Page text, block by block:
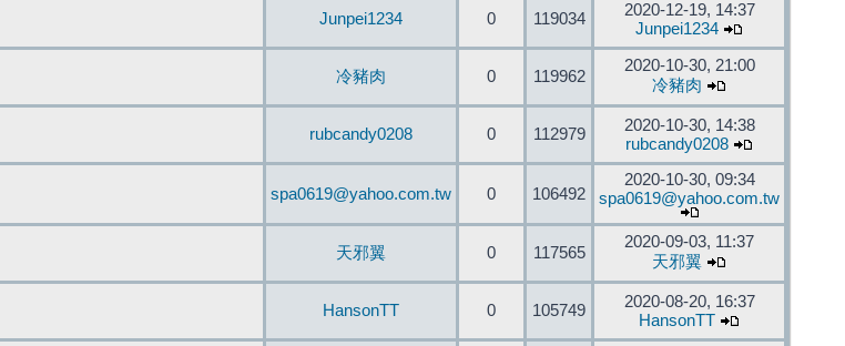
Junpei1234 0 119034
2020-12-19, 14:37
Junpei1234
冷豬肉 0 119962
2020-10-30, 21:00
冷豬肉
rubcandy0208 0 112979
2020-10-30, 14:38
rubcandy0208
spa0619@yahoo.com.tw 0 106492
2020-10-30, 09:34
spa0619@yahoo.com.tw
天邪翼 0 117565
2020-09-03, 11:37
天邪翼
HansonTT 0 105749
2020-08-20, 16:37
HansonTT